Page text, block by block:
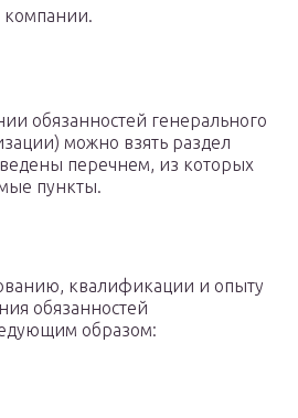
компании.
обязанностей генерального
можно взять раздел
перечнем, из которых
пункты.
квалификации и опыту
обязанностей
образом: